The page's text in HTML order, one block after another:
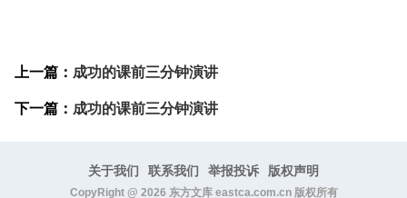
上一篇： 成功的课前三分钟演讲
下一篇： 成功的课前三分钟演讲
关于我们 联系我们 举报投诉 版权声明
CopyRight @ 2026 东方文库 eastca.com.cn 版权所有